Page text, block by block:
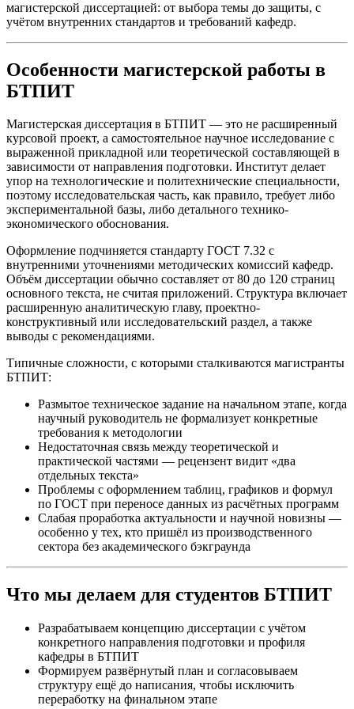
магистерской диссертацией: от выбора темы до защиты, с
учётом внутренних стандартов и требований кафедр.
Особенности магистерской работы в
БТПИТ
Магистерская диссертация в БТПИТ — это не расширенный
курсовой проект, а самостоятельное научное исследование с
выраженной прикладной или теоретической составляющей в
зависимости от направления подготовки. Институт делает
упор на технологические и политехнические специальности,
поэтому исследовательская часть, как правило, требует либо
экспериментальной базы, либо детального технико-
экономического обоснования.
Оформление подчиняется стандарту ГОСТ 7.32 с
внутренними уточнениями методических комиссий кафедр.
Объём диссертации обычно составляет от 80 до 120 страниц
основного текста, не считая приложений. Структура включает
расширенную аналитическую главу, проектно-
конструктивный или исследовательский раздел, а также
выводы с рекомендациями.
Типичные сложности, с которыми сталкиваются магистранты
БТПИТ:
Размытое техническое задание на начальном этапе, когда
научный руководитель не формализует конкретные
требования к методологии
Недостаточная связь между теоретической и
практической частями — рецензент видит «два
отдельных текста»
Проблемы с оформлением таблиц, графиков и формул
по ГОСТ при переносе данных из расчётных программ
Слабая проработка актуальности и научной новизны —
особенно у тех, кто пришёл из производственного
сектора без академического бэкграунда
Что мы делаем для студентов БТПИТ
Разрабатываем концепцию диссертации с учётом
конкретного направления подготовки и профиля
кафедры в БТПИТ
Формируем развёрнутый план и согласовываем
структуру ещё до написания, чтобы исключить
переработку на финальном этапе